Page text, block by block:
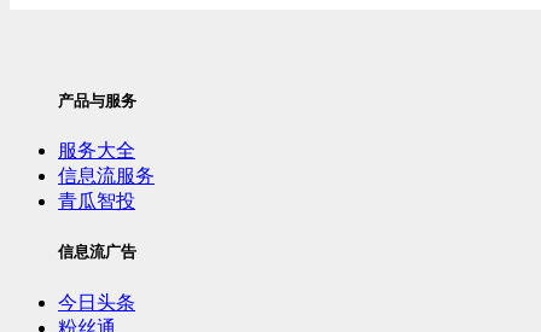
产品与服务
服务大全
信息流服务
青瓜智投
信息流广告
今日头条
粉丝通